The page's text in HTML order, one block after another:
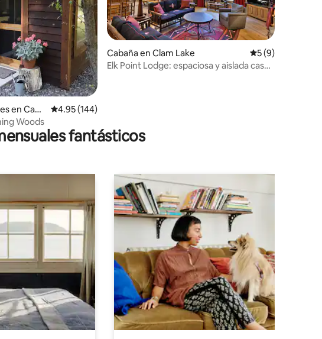
24 evaluaciones
en Cabl
Calificación promedio: 4.95 de 5; 144 evaluaciones
4.95 (144)
Woods
Cabaña en Clam Lake Calificación
5 (9)
Elk Point Lodge: espaciosa y aislada casa
fantásticos